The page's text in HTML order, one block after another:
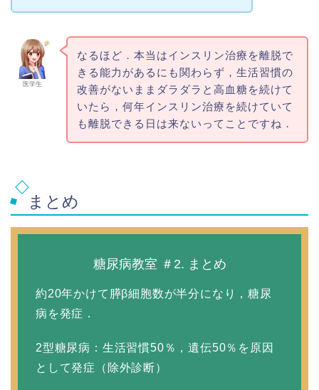
医学生
なるほど．本当はインスリン治療を離脱で
きる能力があるにも関わらず，生活習慣の
改善がないままダラダラと高血糖を続けて
いたら，何年インスリン治療を続けていて
も離脱できる日は来ないってことですね．
まとめ
糖尿病教室 ＃2. まとめ
約20年かけて膵β細胞数が半分になり，糖尿
病を発症．
2型糖尿病：生活習慣50％，遺伝50％を原因
として発症（除外診断）